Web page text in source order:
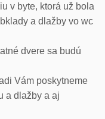
v byte, ktorá už bola
a dlažby vo wc
dvere sa budú
Vám poskytneme
a dlažby a aj